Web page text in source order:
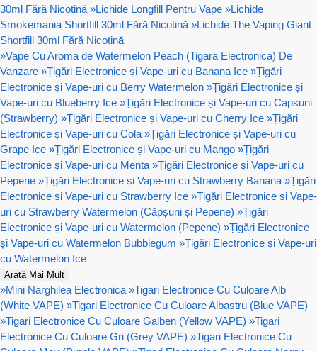
30ml Fără Nicotină »Lichide Longfill Pentru Vape »Lichide
Smokemania Shortfill 30ml Fără Nicotină »Lichide The Vaping Giant
Shortfill 30ml Fără Nicotină
»Vape Cu Aroma de Watermelon Peach (Tigara Electronica) De
Vanzare »Țigări Electronice și Vape-uri cu Banana Ice »Țigări
Electronice și Vape-uri cu Berry Watermelon »Țigări Electronice și
Vape-uri cu Blueberry Ice »Țigări Electronice și Vape-uri cu Capsuni
(Strawberry) »Țigări Electronice și Vape-uri cu Cherry Ice »Țigări
Electronice și Vape-uri cu Cola »Țigări Electronice și Vape-uri cu
Grape Ice »Țigări Electronice și Vape-uri cu Mango »Țigări
Electronice și Vape-uri cu Menta »Țigări Electronice și Vape-uri cu
Pepene »Țigări Electronice și Vape-uri cu Strawberry Banana »Țigări
Electronice și Vape-uri cu Strawberry Ice »Țigări Electronice și Vape-
uri cu Strawberry Watermelon (Căpșuni și Pepene) »Țigări
Electronice și Vape-uri cu Watermelon (Pepene) »Țigări Electronice
și Vape-uri cu Watermelon Bubblegum »Țigări Electronice și Vape-uri
cu Watermelon Ice
Arată Mai Mult
»Mini Narghilea Electronica »Tigari Electronice Cu Culoare Alb
(White VAPE) »Tigari Electronice Cu Culoare Albastru (Blue VAPE)
»Tigari Electronice Cu Culoare Galben (Yellow VAPE) »Tigari
Electronice Cu Culoare Gri (Grey VAPE) »Tigari Electronice Cu